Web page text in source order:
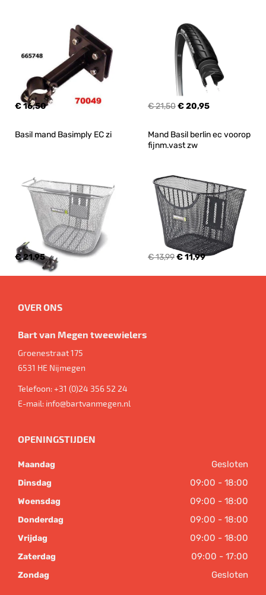
€ 16,50 € 21,50€ 20,95
Basil mand Basimply EC zi
€ 21,95
Mand Basil berlin ec voorop
fijnm.vast zw
€ 13,99€ 11,99
OVER ONS
Bart van Megen tweewielers
Groenestraat 175
6531 HE Nijmegen
Telefoon:+31 (0)24 356 52 24
E-mail: info@bartvanmegen.nl
OPENINGSTIJDEN
Maandag Gesloten
Dinsdag 09:00 - 18:00
Woensdag 09:00 - 18:00
Donderdag 09:00 - 18:00
Vrijdag 09:00 - 18:00
Zaterdag 09:00 - 17:00
Zondag Gesloten